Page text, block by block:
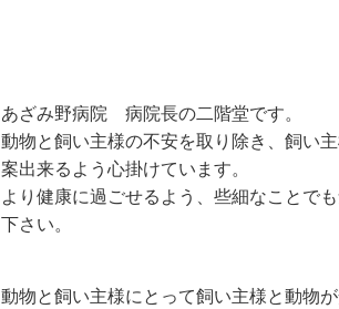
あざみ野病院 病院長の二階堂です。
動物と飼い主様の不安を取り除き、飼い
案出来るよう心掛けています。
より健康に過ごせるよう、些細なことで
下さい。
動物と飼い主様にとって飼い主様と動物